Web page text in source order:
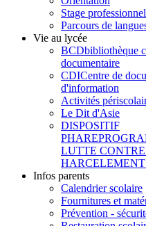
Stage professionnel
Parcours de
Vie au lycée
BCDbibliothèque
documentaire
CDICentre de
d'information
Activités
Le Dit d'Asie
DISPOSITIF
PHARE
LUTTE
Infos parents
Calendrier scolaire
Fournitures et
Prévention -